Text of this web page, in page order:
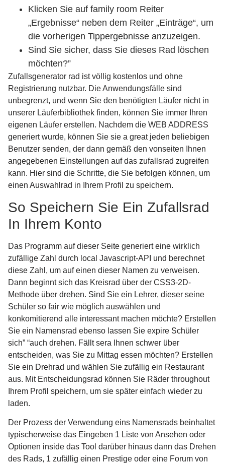
Klicken Sie auf family room Reiter
„Ergebnisse“ neben dem Reiter „Einträge“, um
die vorherigen Tippergebnisse anzuzeigen.
Sind Sie sicher, dass Sie dieses Rad löschen
möchten?”
Zufallsgenerator rad ist völlig kostenlos und ohne
Registrierung nutzbar. Die Anwendungsfälle sind
unbegrenzt, und wenn Sie den benötigten Läufer nicht in
unserer Läuferbibliothek finden, können Sie immer Ihren
eigenen Läufer erstellen. Nachdem die WEB ADDRESS
generiert wurde, können Sie sie a great jeden beliebigen
Benutzer senden, der dann gemäß den vonseiten Ihnen
angegebenen Einstellungen auf das zufallsrad zugreifen
kann. Hier sind die Schritte, die Sie befolgen können, um
einen Auswahlrad in Ihrem Profil zu speichern.
So Speichern Sie Ein Zufallsrad
In Ihrem Konto
Das Programm auf dieser Seite generiert eine wirklich
zufällige Zahl durch local Javascript-API und berechnet
diese Zahl, um auf einen dieser Namen zu verweisen.
Dann beginnt sich das Kreisrad über der CSS3-2D-
Methode über drehen. Sind Sie ein Lehrer, dieser seine
Schüler so fair wie möglich auswählen und
konkomitierend alle interessant machen möchte? Erstellen
Sie ein Namensrad ebenso lassen Sie expire Schüler
sich” “auch drehen. Fällt sera Ihnen schwer über
entscheiden, was Sie zu Mittag essen möchten? Erstellen
Sie ein Drehrad und wählen Sie zufällig ein Restaurant
aus. Mit Entscheidungsrad können Sie Räder throughout
Ihrem Profil speichern, um sie später einfach wieder zu
laden.
Der Prozess der Verwendung eins Namensrads beinhaltet
typischerweise das Eingeben 1 Liste von Ansehen oder
Optionen inside das Tool darüber hinaus dann das Drehen
des Rads, 1 zufällig einen Prestige oder eine Forum von